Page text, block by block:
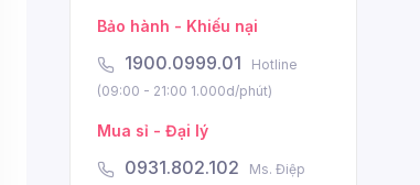
Bảo hành - Khiếu nại
1900.0999.01
Hotline
(09:00 - 21:00 1.000d/phút)
Mua sỉ - Đại lý
0931.802.102
Ms. Điệp